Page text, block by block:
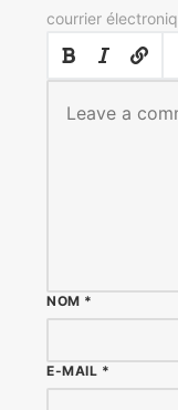
courrier
NOM *
E-MAIL *